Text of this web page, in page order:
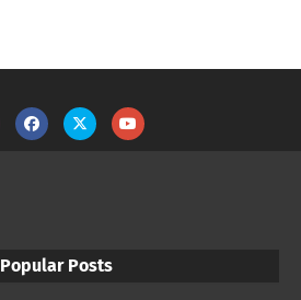
Popular Posts